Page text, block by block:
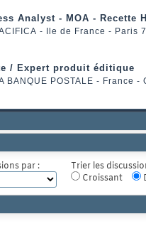
Analyst - MOA - Recette
- Ile de France - Paris
/ Expert produit éditique
BANQUE POSTALE - France -
par :
Trier les
Croissant